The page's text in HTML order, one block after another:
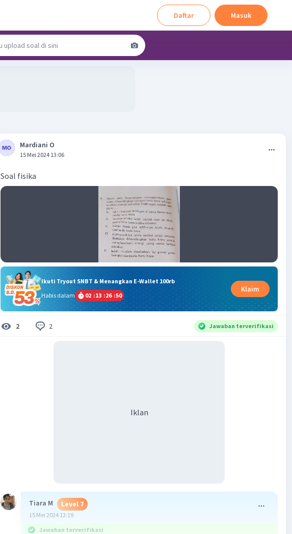
Daftar Masuk
Mardiani O
15 Mei 2024 13:06
Soal fisika
Ikuti Tryout SNBT & Menangkan E-Wallet 100rb
Habis dalam
02 :13 :26 :50
Klaim
2 2 Jawaban terverifikasi
Iklan
Tiara M Level 7
15 Mei 2024 13:19
Jawaban terverifikasi